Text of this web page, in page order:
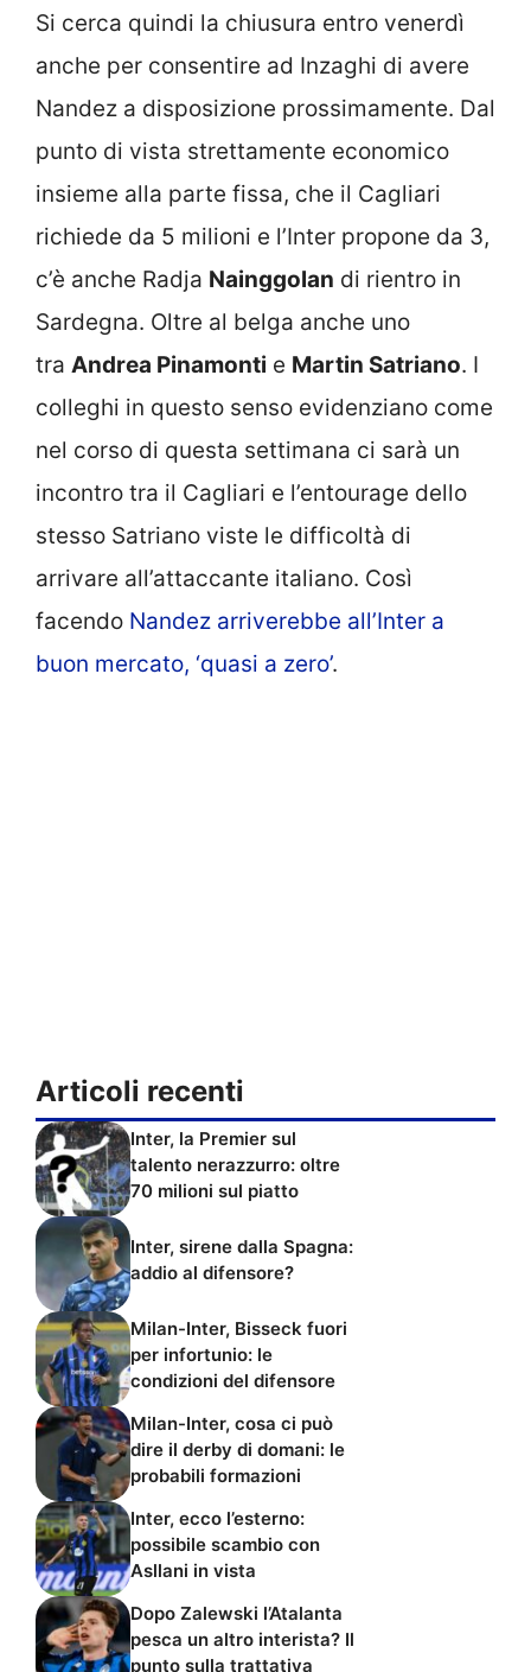
Si cerca quindi la chiusura entro venerdì
anche per consentire ad Inzaghi di avere
Nandez a disposizione prossimamente. Dal
punto di vista strettamente economico
insieme alla parte fissa, che il Cagliari
richiede da 5 milioni e l’Inter propone da 3,
c’è anche Radja Nainggolan di rientro in
Sardegna. Oltre al belga anche uno
tra Andrea Pinamonti e Martin Satriano. I
colleghi in questo senso evidenziano come
nel corso di questa settimana ci sarà un
incontro tra il Cagliari e l’entourage dello
stesso Satriano viste le difficoltà di
arrivare all’attaccante italiano. Così
facendo Nandez arriverebbe all’Inter a
buon mercato, ‘quasi a zero’.
Articoli recenti
Inter, la Premier sul
talento nerazzurro: oltre
70 milioni sul piatto
Inter, sirene dalla Spagna:
addio al difensore?
Milan-Inter, Bisseck fuori
per infortunio: le
condizioni del difensore
Milan-Inter, cosa ci può
dire il derby di domani: le
probabili formazioni
Inter, ecco l’esterno:
possibile scambio con
Asllani in vista
Dopo Zalewski l’Atalanta
pesca un altro interista? Il
punto sulla trattativa